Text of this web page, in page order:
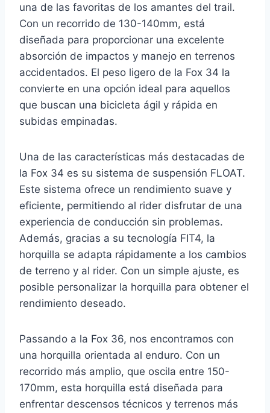
una de las favoritas de los amantes del trail.
Con un recorrido de 130-140mm, está
diseñada para proporcionar una excelente
absorción de impactos y manejo en terrenos
accidentados. El peso ligero de la Fox 34 la
convierte en una opción ideal para aquellos
que buscan una bicicleta ágil y rápida en
subidas empinadas.
Una de las características más destacadas de
la Fox 34 es su sistema de suspensión FLOAT.
Este sistema ofrece un rendimiento suave y
eficiente, permitiendo al rider disfrutar de una
experiencia de conducción sin problemas.
Además, gracias a su tecnología FIT4, la
horquilla se adapta rápidamente a los cambios
de terreno y al rider. Con un simple ajuste, es
posible personalizar la horquilla para obtener el
rendimiento deseado.
Passando a la Fox 36, nos encontramos con
una horquilla orientada al enduro. Con un
recorrido más amplio, que oscila entre 150-
170mm, esta horquilla está diseñada para
enfrentar descensos técnicos y terrenos más